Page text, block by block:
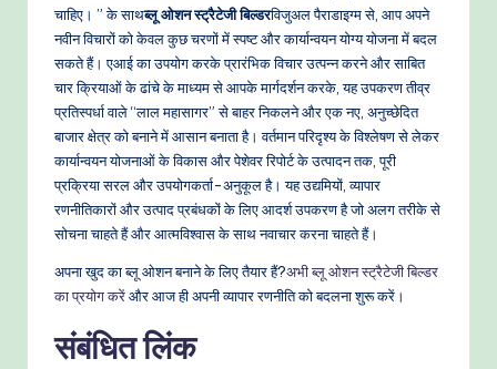
चाहिए। ” के साथब्लू ओशन स्ट्रैटेजी बिल्डरविजुअल पैराडाइग्म से, आप अपने
नवीन विचारों को केवल कुछ चरणों में स्पष्ट और कार्यान्वयन योग्य योजना में बदल
सकते हैं। एआई का उपयोग करके प्रारंभिक विचार उत्पन्न करने और साबित
चार क्रियाओं के ढांचे के माध्यम से आपके मार्गदर्शन करके, यह उपकरण तीव्र
प्रतिस्पर्धा वाले “लाल महासागर” से बाहर निकलने और एक नए, अनुच्छेदित
बाजार क्षेत्र को बनाने में आसान बनाता है। वर्तमान परिदृश्य के विश्लेषण से लेकर
कार्यान्वयन योजनाओं के विकास और पेशेवर रिपोर्ट के उत्पादन तक, पूरी
प्रक्रिया सरल और उपयोगकर्ता-अनुकूल है। यह उद्यमियों, व्यापार
रणनीतिकारों और उत्पाद प्रबंधकों के लिए आदर्श उपकरण है जो अलग तरीके से
सोचना चाहते हैं और आत्मविश्वास के साथ नवाचार करना चाहते हैं।
अपना खुद का ब्लू ओशन बनाने के लिए तैयार हैं?अभी ब्लू ओशन स्ट्रैटेजी बिल्डर
का प्रयोग करेंऔर आज ही अपनी व्यापार रणनीति को बदलना शुरू करें।
संबंधित लिंक